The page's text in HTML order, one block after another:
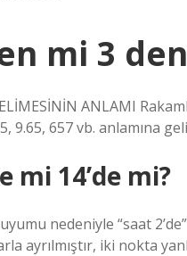
mi 3
ANLAMI
9.65, 657 vb. anlamına
mi 14’de mi?
nedeniyle “saat
ayrılmıştır, iki nokta